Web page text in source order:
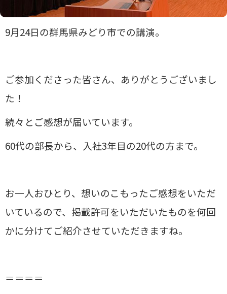
9月24日の群馬県みどり市での講演。
ご参加くださった皆さん、ありがとうございまし
た！
続々とご感想が届いています。
60代の部長から、入社3年目の20代の方まで。
お一人おひとり、想いのこもったご感想をいただ
いているので、掲載許可をいただいたものを何回
かに分けてご紹介させていただきますね。
＝＝＝＝